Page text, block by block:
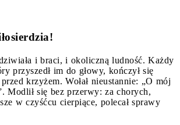
i braci, i okoliczną ludność. Każdy
przyszedł im do głowy, kończył się
krzyżem. Wołał nieustannie: „O mój
Modlił się bez przerwy: za chorych,
w czyśćcu cierpiące, polecał sprawy